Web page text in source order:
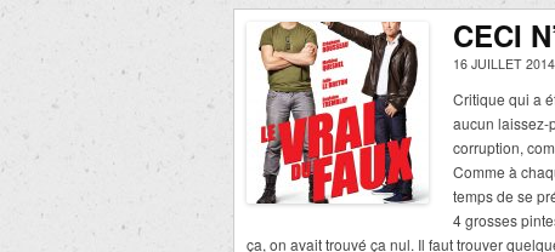
CECI
16 JUILLET
Critique qui a
aucun laissez-
corruption,
Comme à
temps de se
4 grosses
ça, on avait trouvé ça nul. Il faut trouver